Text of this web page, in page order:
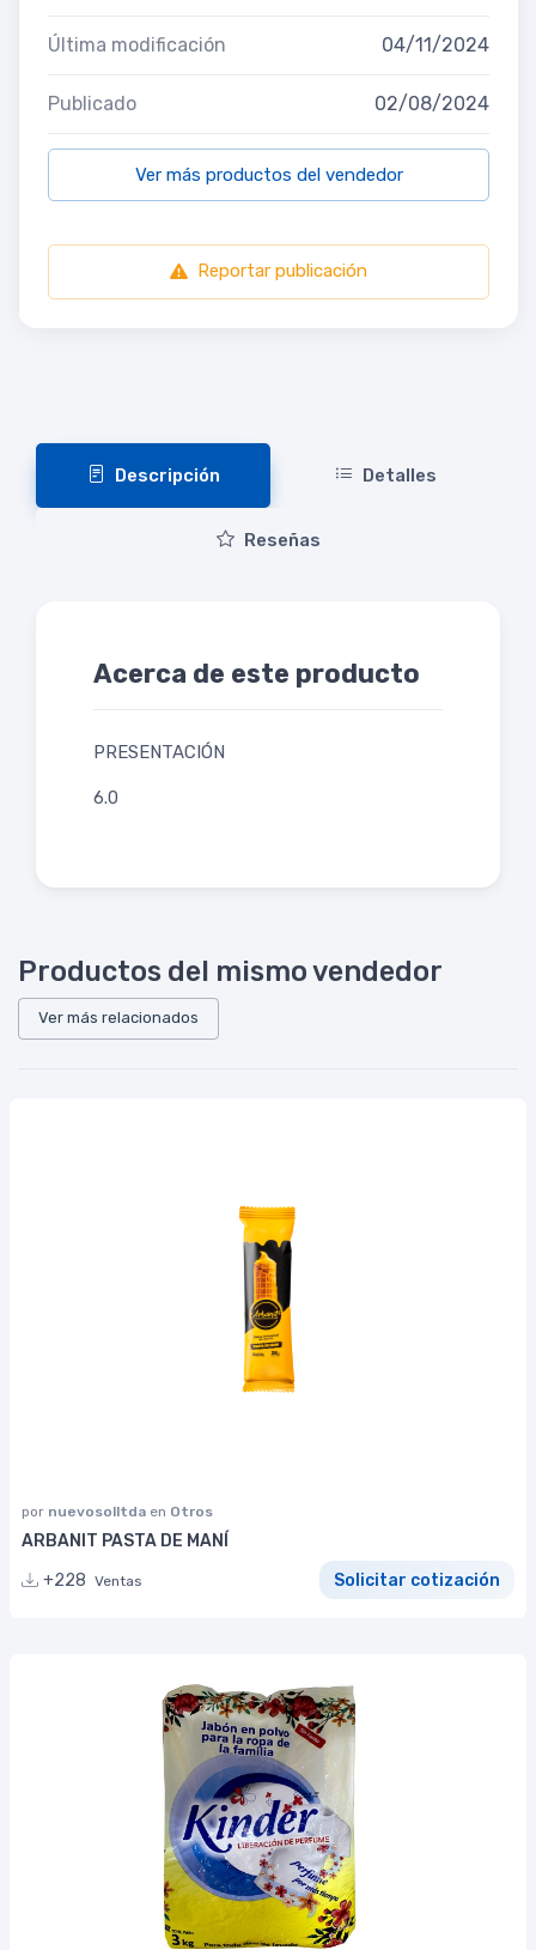
Última modificación 04/11/2024
Publicado 02/08/2024
Ver más productos del vendedor
Reportar publicación
Descripción Detalles
Reseñas
Acerca de este producto
PRESENTACIÓN
6.0
Productos del mismo vendedor
Ver más relacionados
por nuevosolltda en Otros
ARBANIT PASTA DE MANÍ
+228 Ventas Solicitar cotización